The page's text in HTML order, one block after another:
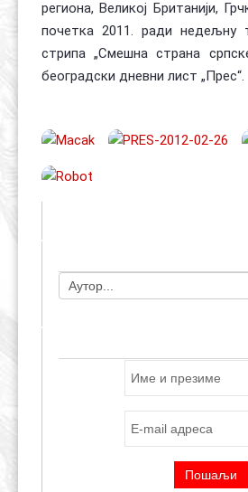
региона, Великој Британији,
почетка 2011. ради недељну
стрипа „Смешна страна
београдски дневни лист